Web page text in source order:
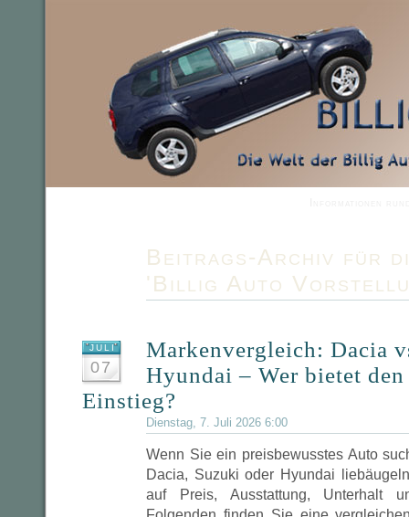
Beitrags-Archiv für
'Billig Auto
JULI
07
Markenvergleich: Dacia
Hyundai – Wer bietet den
Einstieg?
Dienstag, 7. Juli 2026 6:00
Wenn Sie ein preisbewusstes Auto
Dacia, Suzuki oder Hyundai
auf Preis, Ausstattung, Unterhalt